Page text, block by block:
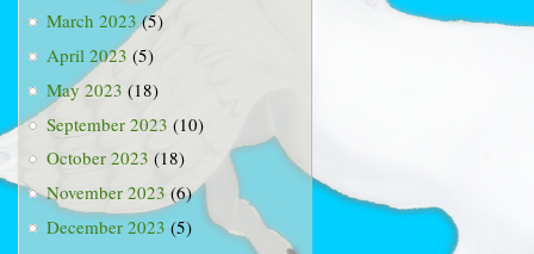
March 2023(5)
April 2023 (5)
May 2023 (18)
September 2023 (10)
October 2023 (18)
November 2023 (6)
December 2023 (5)